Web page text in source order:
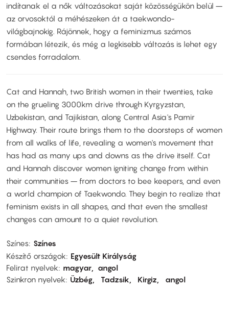
indítanak el a nők változásokat saját közösségükön belül –
az orvosoktól a méhészeken át a taekwondo-
világbajnokig. Rájönnek, hogy a feminizmus számos
formában létezik, és még a legkisebb változás is lehet egy
csendes forradalom.
Cat and Hannah, two British women in their twenties, take
on the grueling 3000km drive through Kyrgyzstan,
Uzbekistan, and Tajikistan, along Central Asia's Pamir
Highway. Their route brings them to the doorsteps of women
from all walks of life, revealing a women's movement that
has had as many ups and downs as the drive itself. Cat
and Hannah discover women igniting change from within
their communities – from doctors to bee keepers, and even
a world champion of Taekwondo. They begin to realize that
feminism exists in all shapes, and that even the smallest
changes can amount to a quiet revolution.
Színes Színes
Készítő országok
Egyesült Királyság
Felirat nyelvek
magyar
angol
Szinkron nyelvek
Üzbég Tadzsik Kirgiz angol